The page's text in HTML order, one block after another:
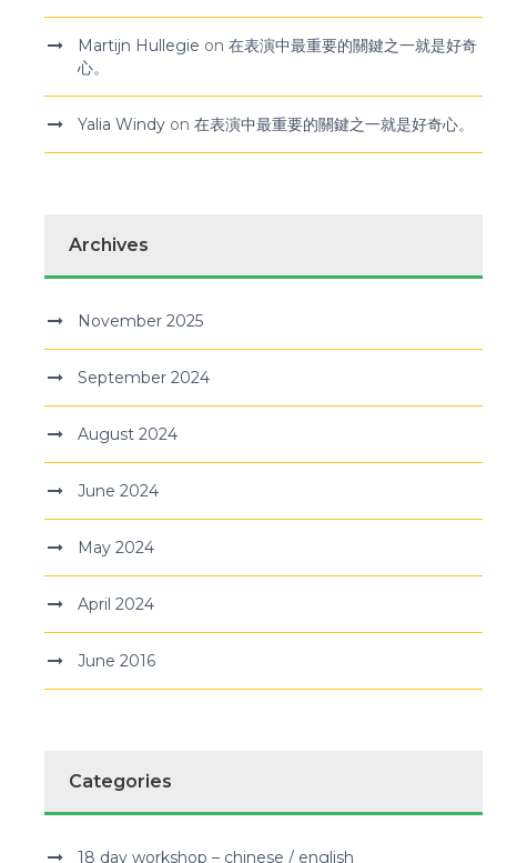
Martijn Hullegie on在表演中最重要的關鍵之一就是好奇
心。
Yalia Windy on在表演中最重要的關鍵之一就是好奇心。
Archives
November 2025
September 2024
August 2024
June 2024
May 2024
April 2024
June 2016
Categories
18 day workshop – chinese / english